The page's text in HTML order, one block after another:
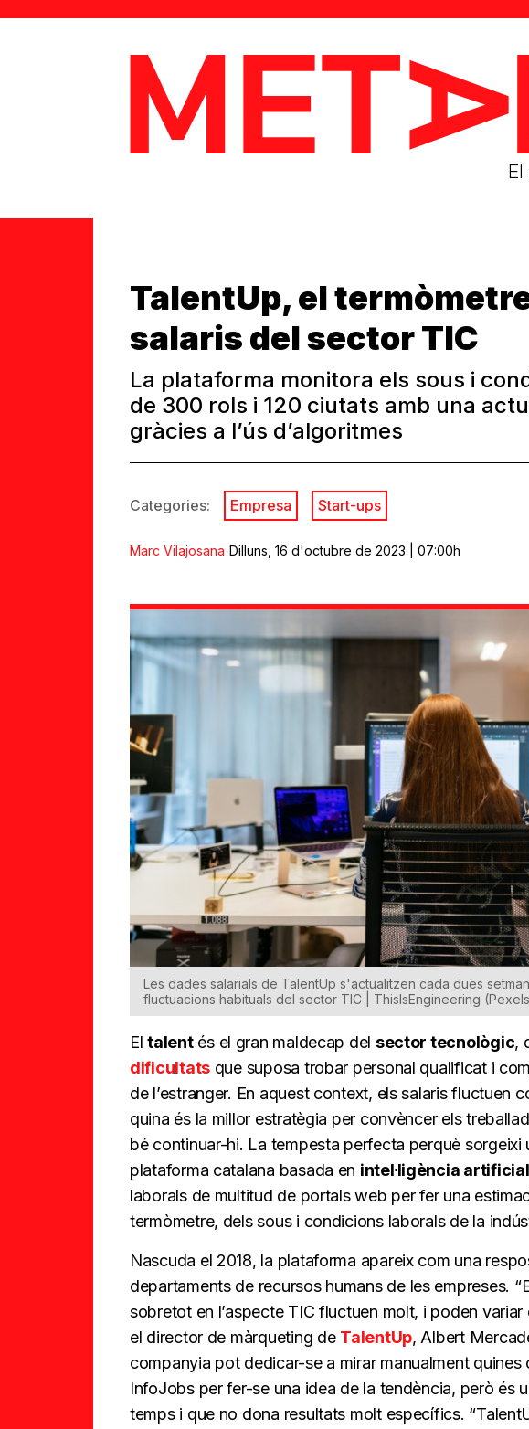
MetaData
TalentUp, el
salaris del sector TIC
La plataforma monitora els sous i
de 300 rols i 120 ciutats amb una
gràcies a l’ús d’algoritmes
Categories: Empresa Start-ups
Marc Vilajosana Dilluns, 16 d'octubre de 2023 | 07:00h
Les dades salarials de TalentUp s'actualitzen cada dues
fluctuacions habituals del sector TIC | ThisIsEngineering
Eltalentés el gran maldecap del sector tecnològic,
dificultats que suposa trobar personal qualificat i
de l’estranger. En aquest context, els salaris fluctuen
quina és la millor estratègia per convèncer els
bé continuar-hi. La tempesta perfecta perquè sorgeixi
plataforma catalana basada en intel·ligència artificial
laborals de multitud de portals web per fer una
termòmetre, dels sous i condicions laborals de la
Nascuda el 2018, la plataforma apareix com una
departaments de recursos humans de les empreses.
sobretot en l’aspecte TIC fluctuen molt, i poden variar
el director de màrqueting de TalentUp, Albert
companyia pot dedicar-se a mirar manualment quines
InfoJobs per fer-se una idea de la tendència, però és
temps i que no dona resultats molt específics.